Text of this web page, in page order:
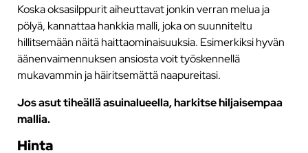
Koska oksasilppurit aiheuttavat jonkin verran melua ja
pölyä, kannattaa hankkia malli, joka on suunniteltu
hillitsemään näitä haittaominaisuuksia. Esimerkiksi hyvän
äänenvaimennuksen ansiosta voit työskennellä
mukavammin ja häiritsemättä naapureitasi.
Jos asut tiheällä asuinalueella, harkitse hiljaisempaa
mallia.
Hinta